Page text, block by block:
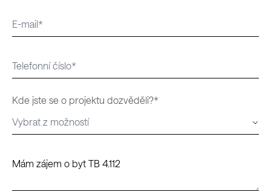
Kde jste se o projektu dozvěděli?*